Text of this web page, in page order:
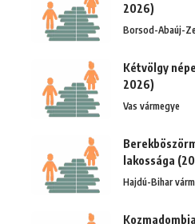
2026)
Borsod-Abaúj-
Kétvölgy
2026)
Vas vármegye
lakossága
Hajdú-Bihar